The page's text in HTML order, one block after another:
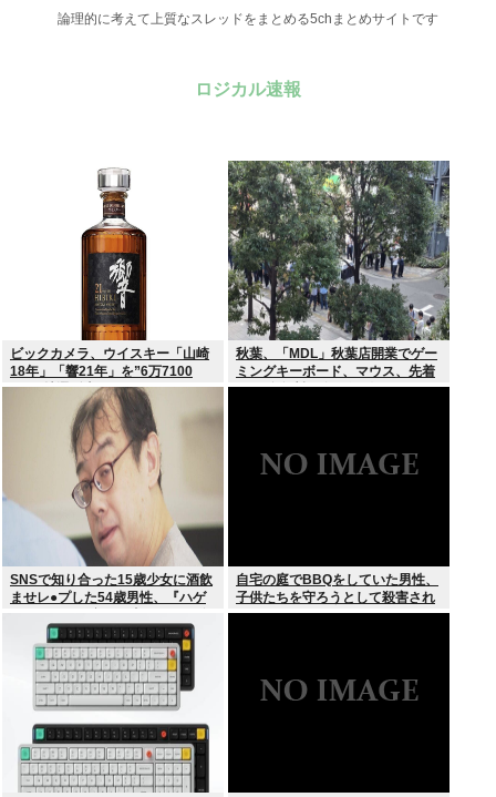
論理的に考えて上質なスレッドをまとめる5chまとめサイトです
ロジカル速報
ビックカメラ、ウイスキー「山崎
18年」「響21年」を”6万7100
円”で抽選販売
秋葉、「MDL」秋葉店開業でゲー
ミングキーボード、マウス、先着
1000名無料配布で行列。まだいけ
SNSで知り合った15歳少女に酒飲
ませレ●プした54歳男性、『ハゲ
かどうか』で意見が真っ二つに分
かれる
自宅の庭でBBQをしていた男性、
子供たちを守ろうとして殺害され
てしまう